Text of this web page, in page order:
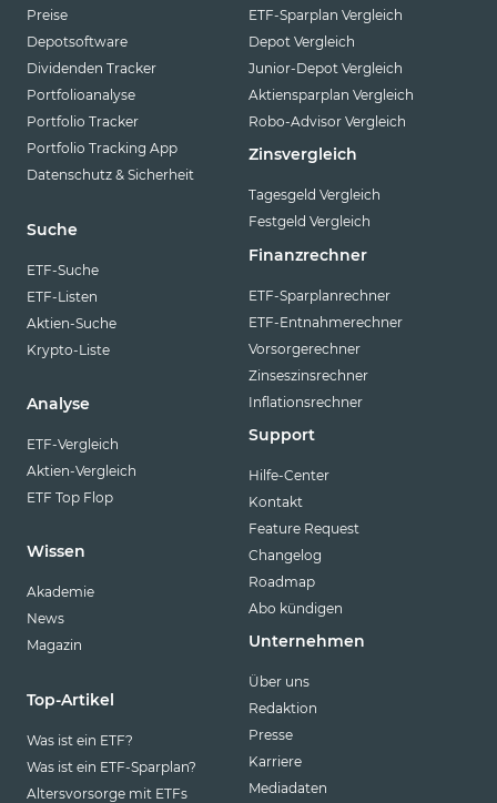
Preise
Depotsoftware
Dividenden Tracker
Portfolioanalyse
Portfolio Tracker
Portfolio Tracking App
Datenschutz & Sicherheit
Suche
ETF-Suche
ETF-Listen
Aktien-Suche
Krypto-Liste
Analyse
ETF-Vergleich
Aktien-Vergleich
ETF Top Flop
Wissen
Akademie
News
Magazin
Top-Artikel
Was ist ein ETF?
Was ist ein ETF-Sparplan?
Altersvorsorge mit ETFs
ETF-Sparplan Vergleich
Depot Vergleich
Junior-Depot Vergleich
Aktiensparplan Vergleich
Robo-Advisor Vergleich
Zinsvergleich
Tagesgeld Vergleich
Festgeld Vergleich
Finanzrechner
ETF-Sparplanrechner
ETF-Entnahmerechner
Vorsorgerechner
Zinseszinsrechner
Inflationsrechner
Support
Hilfe-Center
Kontakt
Feature Request
Changelog
Roadmap
Abo kündigen
Unternehmen
Über uns
Redaktion
Presse
Karriere
Mediadaten